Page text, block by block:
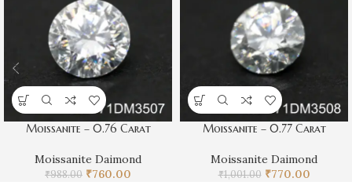
Moissanite – 0.76 Carat
Moissanite Daimond
₹988.00 ₹760.00
Moissanite – 0.77 Carat
Moissanite Daimond
₹1,001.00 ₹770.00